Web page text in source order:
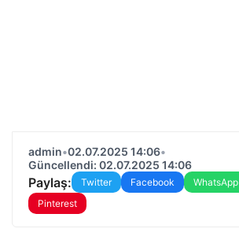
admin•02.07.2025 14:06•
Güncellendi: 02.07.2025 14:06
Paylaş: Twitter Facebook WhatsApp
Pinterest